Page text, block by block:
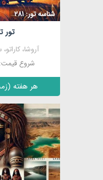
شناسه تور: 281
تور
آروشا،
شروع قیمت:
هر هفته